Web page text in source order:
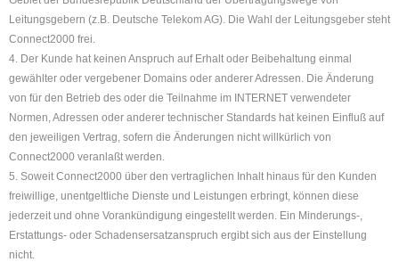
Leitungsgebern (z.B. Deutsche Telekom AG). Die Wahl der Leitungsgeber steht
Connect2000 frei.
4. Der Kunde hat keinen Anspruch auf Erhalt oder Beibehaltung einmal
gewählter oder vergebener Domains oder anderer Adressen. Die Änderung
von für den Betrieb des oder die Teilnahme im INTERNET verwendeter
Normen, Adressen oder anderer technischer Standards hat keinen Einfluß auf
den jeweiligen Vertrag, sofern die Änderungen nicht willkürlich von
Connect2000 veranlaßt werden.
5. Soweit Connect2000 über den vertraglichen Inhalt hinaus für den Kunden
freiwillige, unentgeltliche Dienste und Leistungen erbringt, können diese
jederzeit und ohne Vorankündigung eingestellt werden. Ein Minderungs-,
Erstattungs- oder Schadensersatzanspruch ergibt sich aus der Einstellung
nicht.